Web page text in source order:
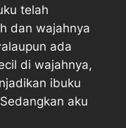
telah
dan wajahnya
ada
di wajahnya,
ibuku
aku